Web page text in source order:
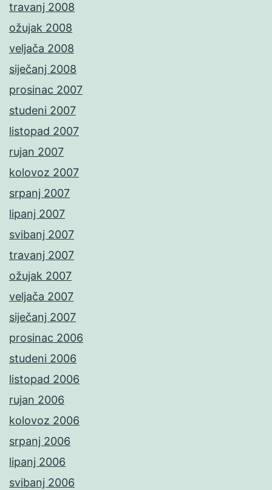
travanj 2008
ožujak 2008
veljača 2008
siječanj 2008
prosinac 2007
studeni 2007
listopad 2007
rujan 2007
kolovoz 2007
srpanj 2007
lipanj 2007
svibanj 2007
travanj 2007
ožujak 2007
veljača 2007
siječanj 2007
prosinac 2006
studeni 2006
listopad 2006
rujan 2006
kolovoz 2006
srpanj 2006
lipanj 2006
svibanj 2006